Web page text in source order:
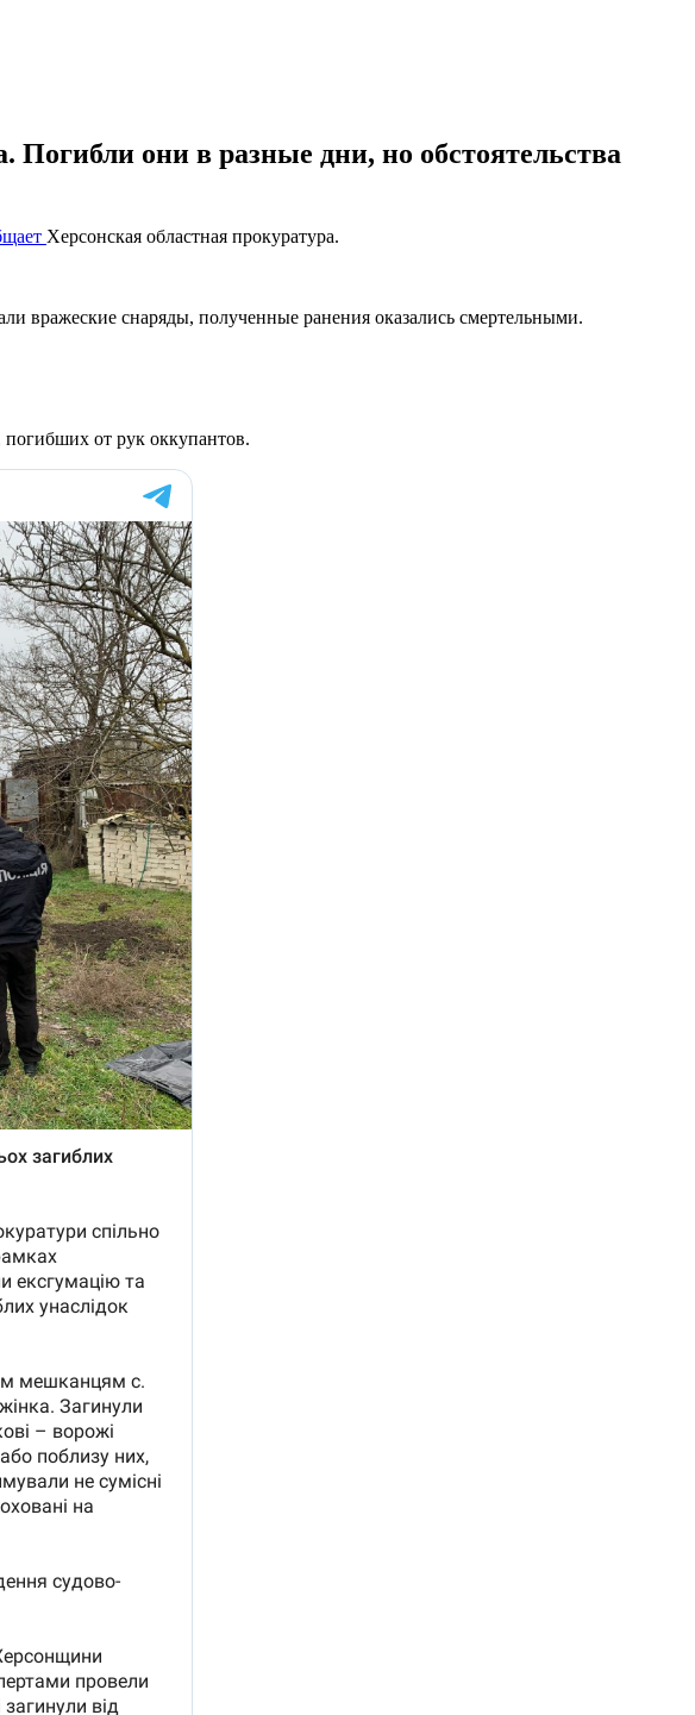
они в разные дни, но обстоятельства
Херсонская областная прокуратура.
вражеские снаряды, полученные ранения оказались смертельными.
от рук оккупантов.